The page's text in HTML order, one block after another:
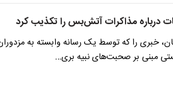
درباره مذاکرات آتش‌بس را تکذیب کرد
خبری را که توسط یک رسانه وابسته به
مبنی بر صحبت‌های نبیه بری…